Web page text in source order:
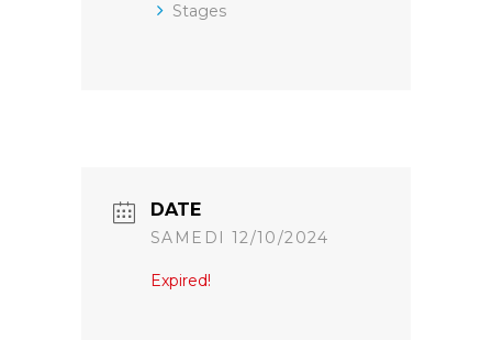
Stages
DATE
SAMEDI 12/10/2024
Expired!